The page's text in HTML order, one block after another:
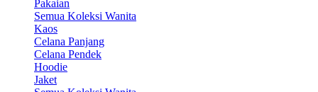
Pakaian
Semua Koleksi Wanita
Kaos
Celana Panjang
Celana Pendek
Hoodie
Jaket